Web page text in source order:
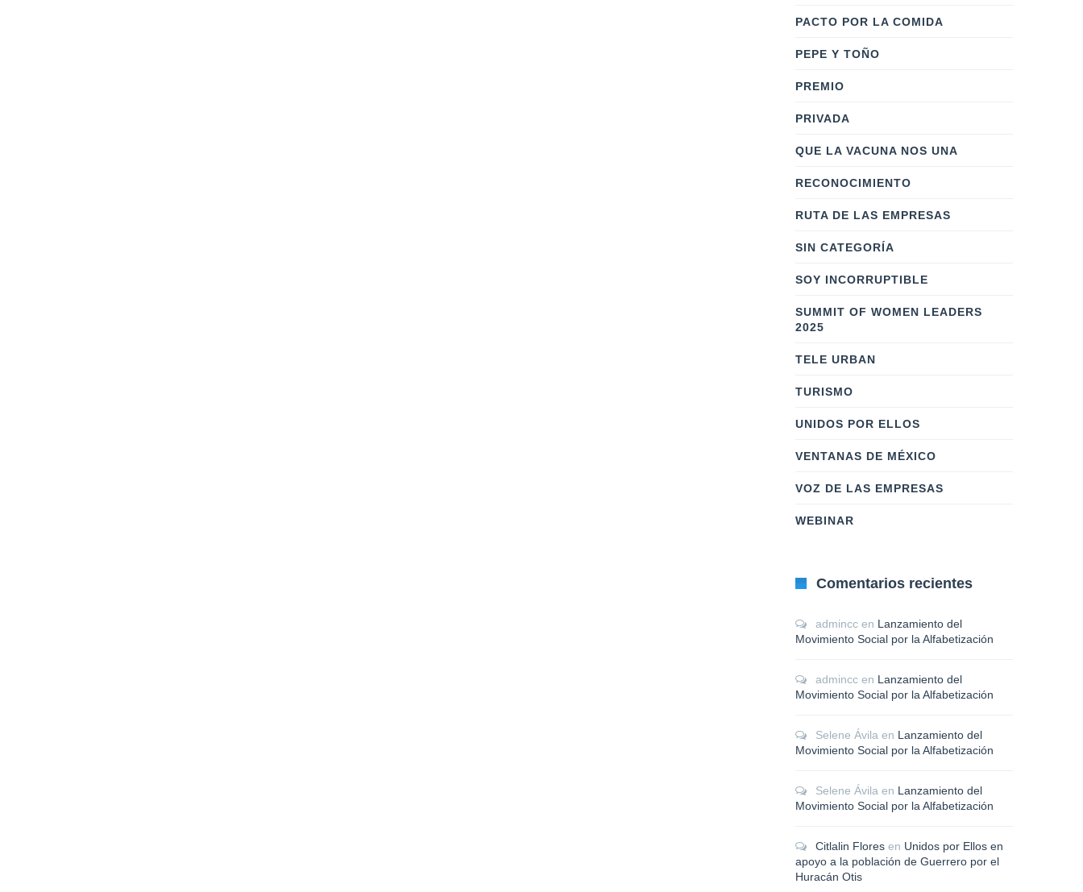
PACTO POR LA COMIDA
PEPE Y TOÑO
PREMIO
PRIVADA
QUE LA VACUNA NOS UNA
RECONOCIMIENTO
RUTA DE LAS EMPRESAS
SIN CATEGORÍA
SOY INCORRUPTIBLE
SUMMIT OF WOMEN LEADERS
2025
TELE URBAN
TURISMO
UNIDOS POR ELLOS
VENTANAS DE MÉXICO
VOZ DE LAS EMPRESAS
WEBINAR
Comentarios recientes
admincc en Lanzamiento del
Movimiento Social por la Alfabetización
admincc en Lanzamiento del
Movimiento Social por la Alfabetización
Selene Ávila en Lanzamiento del
Movimiento Social por la Alfabetización
Selene Ávila en Lanzamiento del
Movimiento Social por la Alfabetización
Citlalin Flores en Unidos por Ellos en
apoyo a la población de Guerrero por el
Huracán Otis